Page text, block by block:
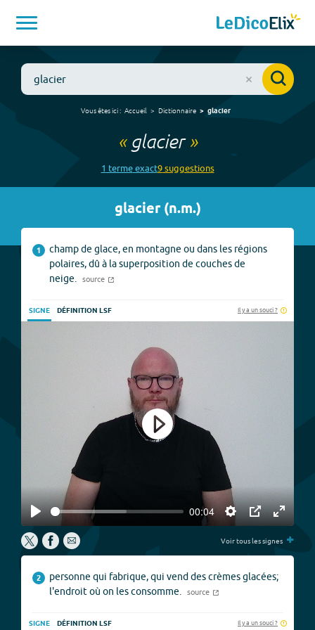
Vous êtes ici : Accueil Dictionnaire glacier
« glacier»
1 termeexact9suggestions
glacier(n.m.)
1
champ de glace, en montagne ou dans les régions
polaires, dû à la superposition de couches de
neige.
source
SIGNE DÉFINITION LSF Il y a un souci ?
Play
00:04
Settings
PIP
Enter
Play
Voir tous les signes +
2
personne qui fabrique, qui vend des crèmes glacées;
l'endroit où on les consomme.
source
SIGNE DÉFINITION LSF Il y a un souci ?